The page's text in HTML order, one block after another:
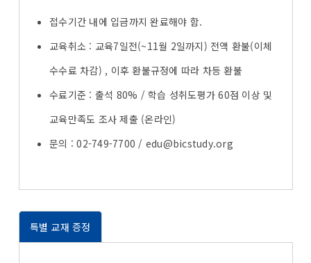
접수기간 내에 입금까지 완료해야 함.
교육취소 : 교육7일전(~11월 2일까지) 전액 환불(이체
수수료 차감) , 이후 환불규정에 따라 차등 환불
수료기준 : 출석 80% / 학습 성취도평가 60점 이상 및
교육만족도 조사 제출 (온라인)
문의 : 02-749-7700 / edu@bicstudy.org
특별 교재 증정